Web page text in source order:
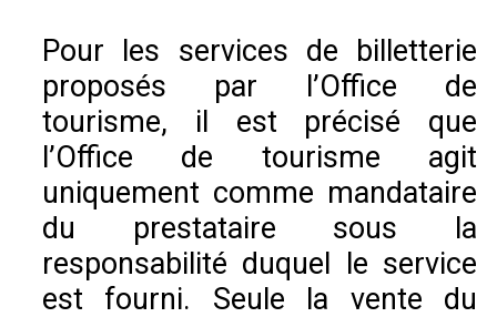
Pour les services de billetterie
proposés par l’Office de
tourisme, il est précisé que
l’Office de tourisme agit
uniquement comme mandataire
du prestataire sous la
responsabilité duquel le service
est fourni. Seule la vente du